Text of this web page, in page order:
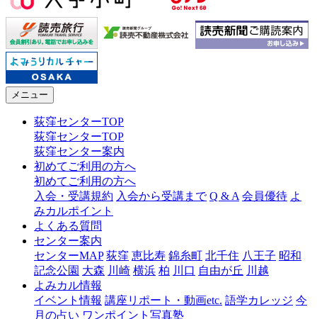
メニュー
荻窪センターTOP
荻窪センターTOP
荻窪センター案内
初めてご利用の方へ
初めてご利用の方へ
入会・受講規約 入会から受講まで Q & A 会員優待 よ
みカルポイント
よくある質問
センター案内
センターMAP 荻窪 恵比寿 錦糸町 北千住 八王子 昭和
記念公園 大森 川崎 横浜 柏 川口 自由が丘 川越
よみカル情報
イベント情報 講座リポート・動画etc. 語学カレッジ 今
月の占い ワンポイント写真塾